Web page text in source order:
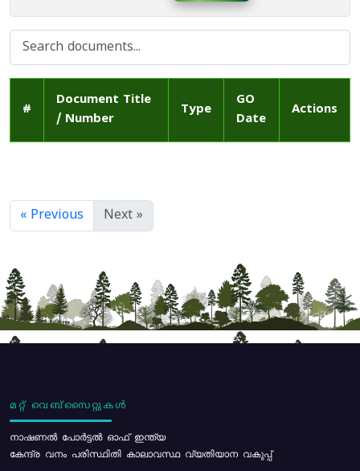
#
Document Title
/ Number
Type
GO
Date
Actions
« Previous Next »
മറ്റ് വെബ്സൈറ്റുകൾ
നാഷണൽ പോർട്ടൽ ഓഫ് ഇന്ത്യ
കേന്ദ്ര വനം പരിസ്ഥിതി കാലാവസ്ഥ വ്യതിയാന വകുപ്പ്